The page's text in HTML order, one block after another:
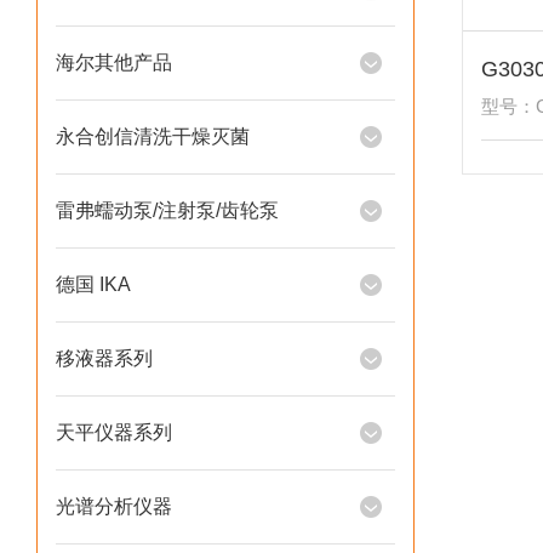
海尔其他产品
永合创信清洗干燥灭菌
雷弗蠕动泵/注射泵/齿轮泵
德国 IKA
移液器系列
天平仪器系列
光谱分析仪器
型号：